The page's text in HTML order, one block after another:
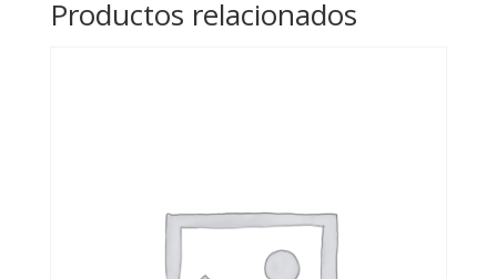
Productos relacionados